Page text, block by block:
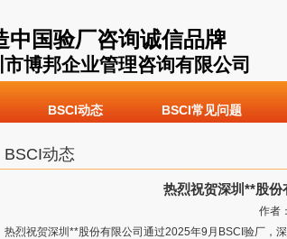
中国验厂咨询诚信品牌
博邦企业管理咨询有限公司
BSCI动态 BSCI常见问题
BSCI动态
热烈祝贺深圳**股
作者
热烈祝贺深圳**股份有限公司通过2025年9月BSCI验厂，